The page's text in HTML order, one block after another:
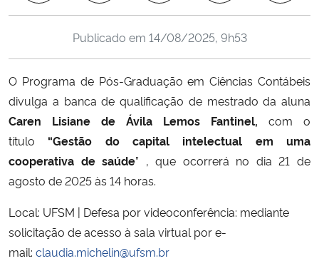
Ministério de Minas e Energia
Ministério da Ciência, Tecnologia, Inovações e Comunicações
Ministério do Meio Ambiente
Ministério do Desenvolvimento Regional
Publicado em 14/08/2025, 9h53
O Programa de Pós-Graduação em Ciências Contábeis
divulga a banca de qualificação de mestrado da aluna
Caren Lisiane de Ávila Lemos Fantinel, com o
título “Gestão do capital intelectual em uma
cooperativa de saúde” , que ocorrerá no dia 21 de
agosto de 2025 às 14 horas.
Local: UFSM | Defesa por videoconferência: mediante
solicitação de acesso à sala virtual por e-
mail: claudia.michelin@ufsm.br